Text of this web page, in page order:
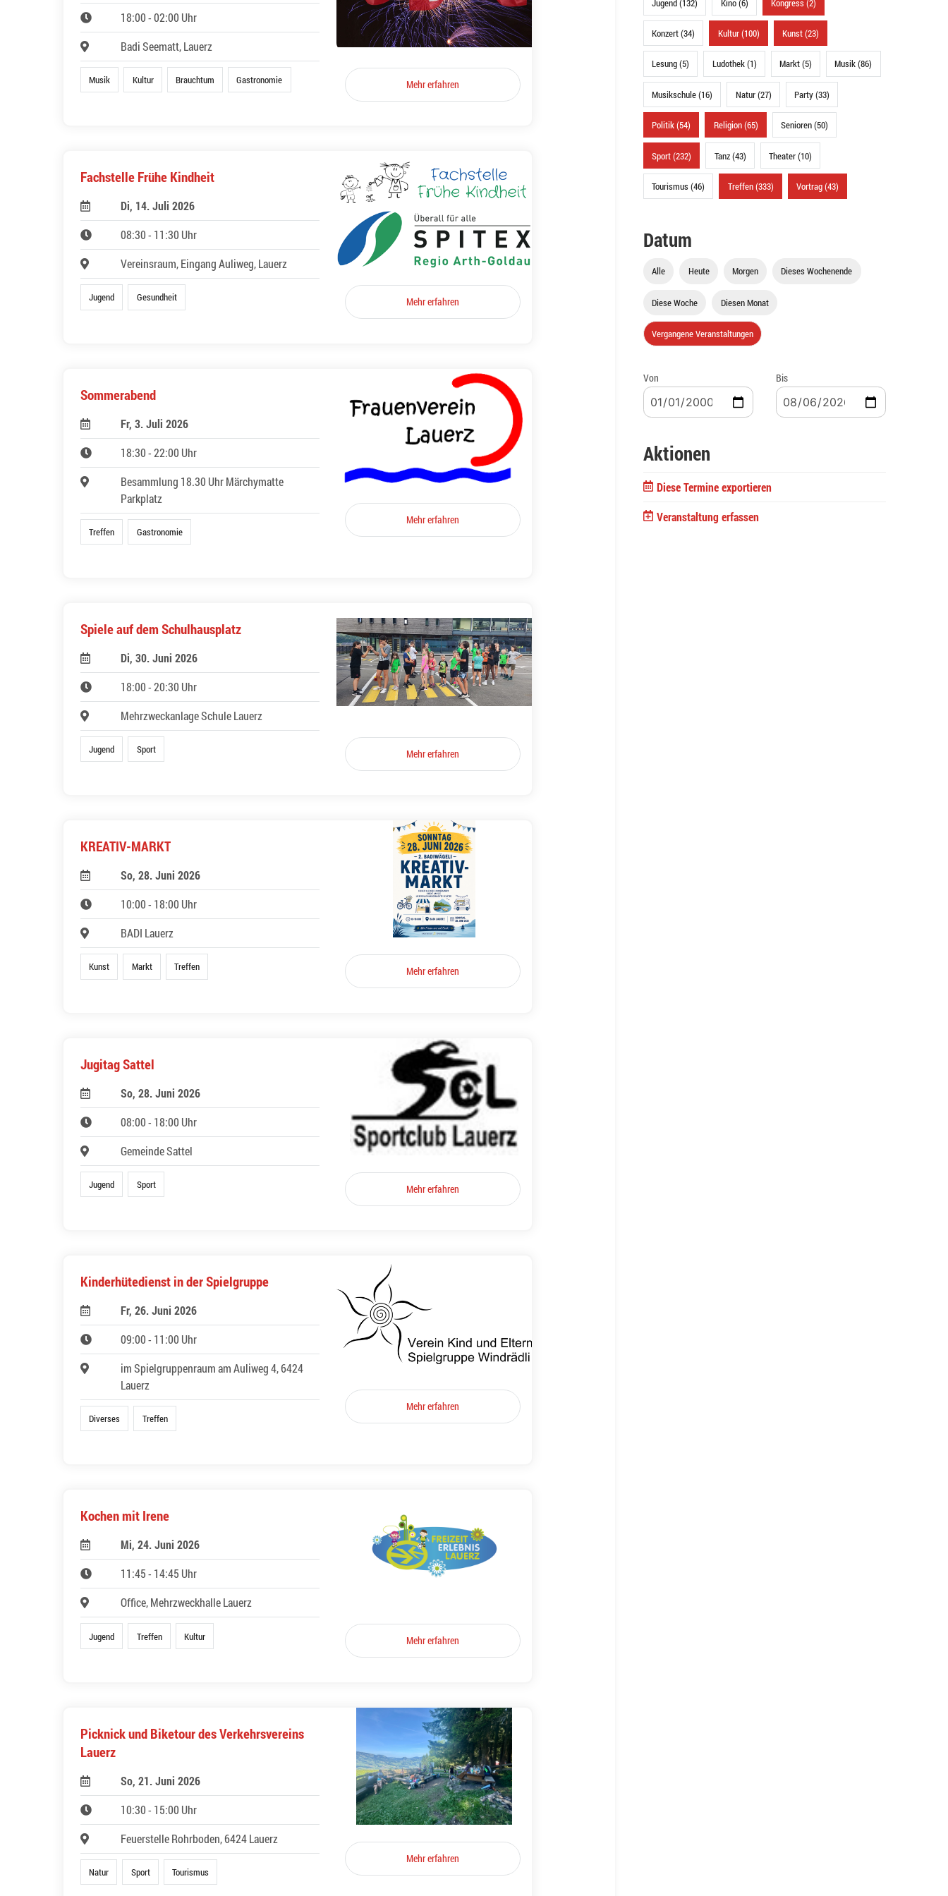
18:00 - 02:00 Uhr
Badi Seematt, Lauerz
Musik Kultur Brauchtum Gastronomie Mehr erfahren
Fachstelle Frühe Kindheit
Di, 14. Juli 2026
08:30 - 11:30 Uhr
Vereinsraum, Eingang Auliweg, Lauerz
Jugend Gesundheit Mehr erfahren
Sommerabend
Fr, 3. Juli 2026
18:30 - 22:00 Uhr
Besammlung 18.30 Uhr Märchymatte
Parkplatz
Treffen Gastronomie
Mehr erfahren
Spiele auf dem Schulhausplatz
Di, 30. Juni 2026
18:00 - 20:30 Uhr
Mehrzweckanlage Schule Lauerz
Jugend Sport Mehr erfahren
KREATIV-MARKT
So, 28. Juni 2026
10:00 - 18:00 Uhr
BADI Lauerz
Kunst Markt Treffen Mehr erfahren
Jugitag Sattel
So, 28. Juni 2026
08:00 - 18:00 Uhr
Gemeinde Sattel
Jugend Sport Mehr erfahren
Kinderhütedienst in der Spielgruppe
Fr, 26. Juni 2026
09:00 - 11:00 Uhr
im Spielgruppenraum am Auliweg 4, 6424
Lauerz
Diverses Treffen
Mehr erfahren
Kochen mit Irene
Mi, 24. Juni 2026
11:45 - 14:45 Uhr
Office, Mehrzweckhalle Lauerz
Jugend Treffen Kultur Mehr erfahren
Picknick und Biketour des Verkehrsvereins
Lauerz
So, 21. Juni 2026
10:30 - 15:00 Uhr
Feuerstelle Rohrboden, 6424 Lauerz
Natur Sport Tourismus
Mehr erfahren
Jugend (132) Kino (6) Kongress (2)
Konzert (34) Kultur (100) Kunst (23)
Lesung (5) Ludothek (1) Markt (5) Musik (86)
Musikschule (16) Natur (27) Party (33)
Politik (54) Religion (65) Senioren (50)
Sport (232) Tanz (43) Theater (10)
Tourismus (46) Treffen (333) Vortrag (43)
Datum
Alle Heute Morgen Dieses Wochenende
Diese Woche Diesen Monat
Vergangene Veranstaltungen
Von Bis
Aktionen
Diese Termine exportieren
Veranstaltung erfassen